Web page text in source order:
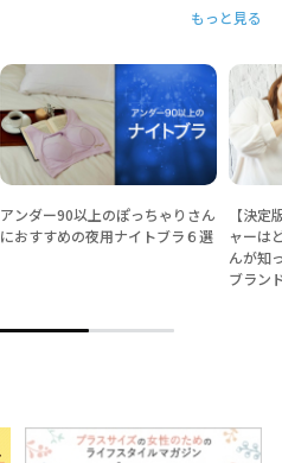
もっと見る
アンダー90以上のぽっちゃりさん
におすすめの夜用ナイトブラ６選
【決
ャーは
んが知
ブラン